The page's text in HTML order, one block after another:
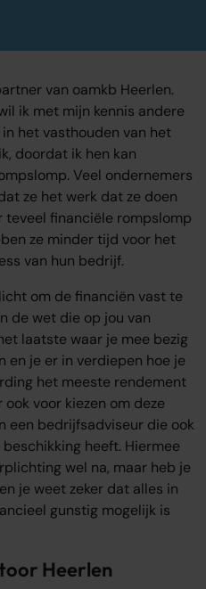
van oamkb Heerlen.
ik met mijn kennis andere
het vasthouden van het
doordat ik hen kan
Veel ondernemers
ze het werk dat ze doen
teveel financiële rompslomp
ze minder tijd voor het
van hun bedrijf.
om de financiën vast te
de wet die op jou van
laatste waar je mee bezig
en je er in verdiepen hoe je
het meeste rendement
voor kiezen om deze
bedrijfsadviseur die ook
heeft. Hiermee
wel na, maar heb je
je weet zeker dat alles in
gunstig mogelijk is
Heerlen